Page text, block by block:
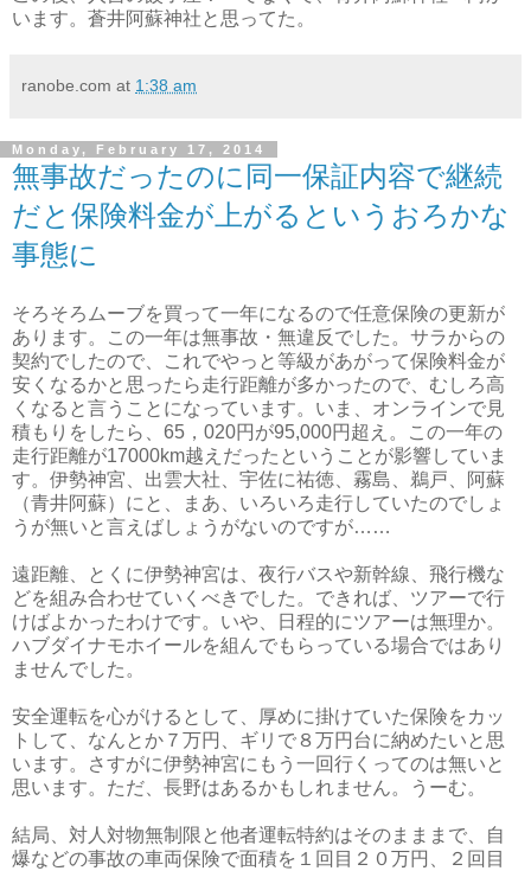
います。蒼井阿蘇神社と思ってた。
ranobe.com at 1:38 am
Monday, February 17, 2014
無事故だったのに同一保証内容で継続
だと保険料金が上がるというおろかな
事態に
そろそろムーブを買って一年になるので任意保険の更新が
あります。この一年は無事故・無違反でした。サラからの
契約でしたので、これでやっと等級があがって保険料金が
安くなるかと思ったら走行距離が多かったので、むしろ高
くなると言うことになっています。いま、オンラインで見
積もりをしたら、65，020円が95,000円超え。この一年の
走行距離が17000km越えだったということが影響していま
す。伊勢神宮、出雲大社、宇佐に祐徳、霧島、鵜戸、阿蘇
（青井阿蘇）にと、まあ、いろいろ走行していたのでしょ
うが無いと言えばしょうがないのですが……
遠距離、とくに伊勢神宮は、夜行バスや新幹線、飛行機な
どを組み合わせていくべきでした。できれば、ツアーで行
けばよかったわけです。いや、日程的にツアーは無理か。
ハブダイナモホイールを組んでもらっている場合ではあり
ませんでした。
安全運転を心がけるとして、厚めに掛けていた保険をカッ
トして、なんとか７万円、ギリで８万円台に納めたいと思
います。さすがに伊勢神宮にもう一回行くってのは無いと
思います。ただ、長野はあるかもしれません。うーむ。
結局、対人対物無制限と他者運転特約はそのまままで、自
爆などの事故の車両保険で面積を１回目２０万円、２回目